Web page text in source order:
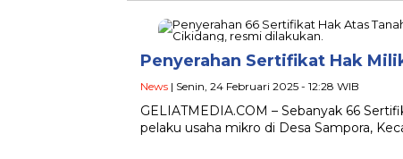
Penyerahan Sertifikat Hak
News | Senin, 24 Februari 2025 - 12:28 WIB
GELIATMEDIA.COM – Sebanyak 66
pelaku usaha mikro di Desa Sampora,